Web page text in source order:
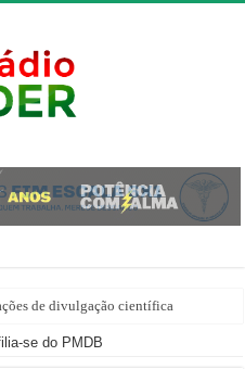
de divulgação científica
se do PMDB